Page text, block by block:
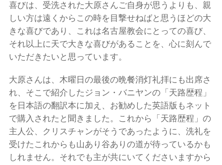
喜びは、受洗された大原さんご自身が思うよりも、親
しい方は遠くからこの時を目撃せねばと思うほどの大
きな喜びであり、これは名古屋教会にとっての喜び、
それ以上に天で大きな喜びがあることを、心に刻んで
いただきたいと思っています。
大原さんは、木曜日の最後の晩餐消灯礼拝にも出席さ
れ、そこで紹介したジョン・バニヤンの「天路歴程」
を日本語の翻訳本に加え、お勧めした英語版もネット
で購入されたと聞きました。これから「天路歴程」の
主人公、クリスチャンがそうであったように、洗礼を
受けたこれからも山あり谷ありの道が待っているかも
しれません。それでも主が共にいてくださいますから